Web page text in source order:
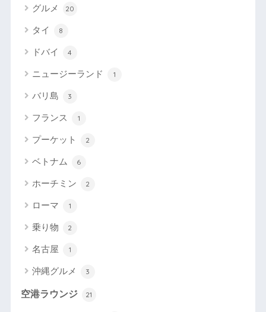
グルメ 20
タイ 8
ドバイ 4
ニュージーランド 1
バリ島 3
フランス 1
プーケット 2
ベトナム 6
ホーチミン 2
ローマ 1
乗り物 2
名古屋 1
沖縄グルメ 3
空港ラウンジ 21